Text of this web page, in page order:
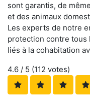
sont garantis, de
et des animaux
Les experts de notre
protection contre tous
liés à la cohabitation
4.6 / 5 (112 votes)